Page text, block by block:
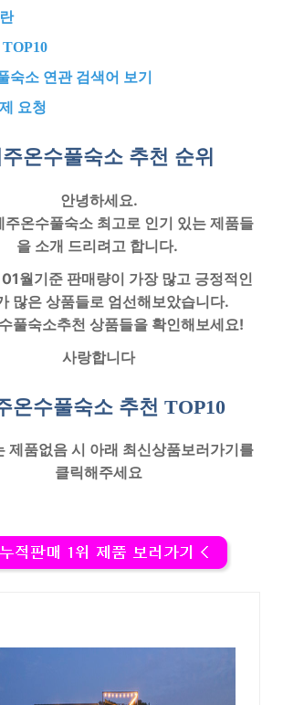
숙소 연관 검색어 보기
요청
온수풀숙소 추천 순위
안녕하세요.
주온수풀숙소 최고로 인기 있는 제품들
을 소개 드리려고 합니다.
월기준 판매량이 가장 많고 긍정적인
많은 상품들로 엄선해보았습니다.
풀숙소추천 상품들을 확인해보세요!
사랑합니다
온수풀숙소 추천 TOP10
제품없음 시 아래 최신상품보러가기 를
클릭해주세요